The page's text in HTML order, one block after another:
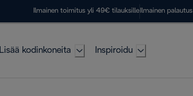
Ilmainen toimitus yli 49€ tilauksille Ilmainen palautus
Lisää kodinkoneita Inspiroidu